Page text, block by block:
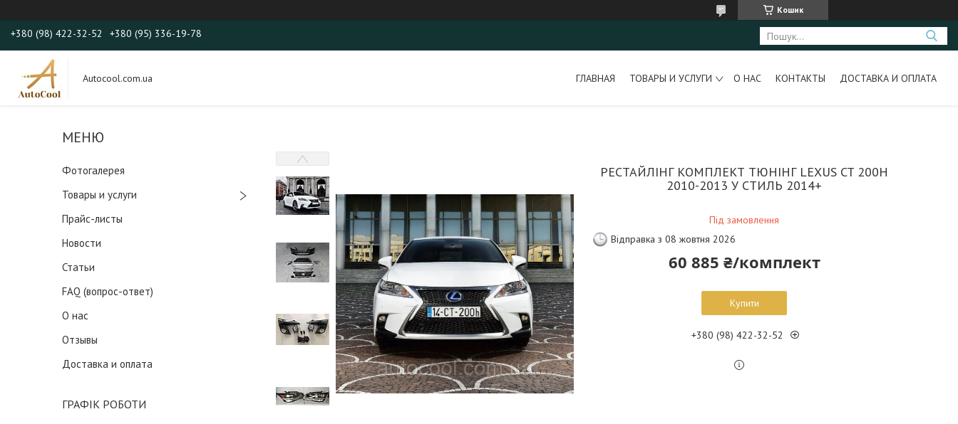
Кошик
+380 (98) 422-32-52 +380 (95) 336-19-78
Autocool.com.ua ГЛАВНАЯ ТОВАРЫ И УСЛУГИ О НАС КОНТАКТЫ ДОСТАВКА И ОПЛАТА
Фотогалерея
Товары и услуги
Прайс-листы
Новости
Статьи
FAQ (вопрос-ответ)
О нас
Отзывы
Доставка и оплата
ГРАФІК РОБОТИ
РЕСТАЙЛІНГ КОМПЛЕКТ ТЮНІНГ LEXUS CT 200H
2010-2013 У СТИЛЬ 2014+
Під замовлення
Відправка з 08 жовтня 2026
60 885 ₴/комплект
Купити
+380 (98) 422-32-52